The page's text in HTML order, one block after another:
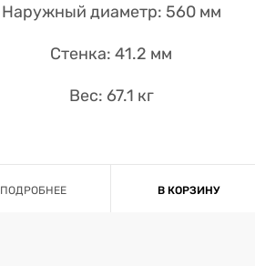
Наружный диаметр: 560 мм
Стенка: 41.2 мм
Вес: 67.1 кг
ПОДРОБНЕЕ В КОРЗИНУ